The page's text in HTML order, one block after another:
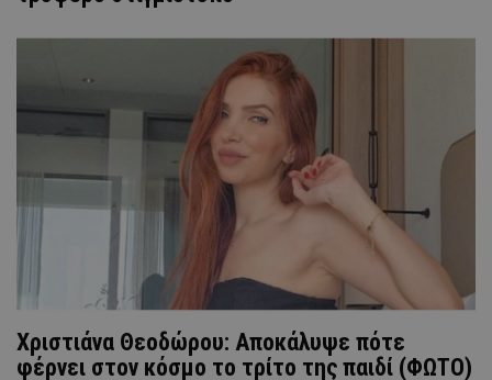
Χριστιάνα Θεοδώρου: Αποκάλυψε πότε
φέρνει στον κόσμο το τρίτο της παιδί (ΦΩΤΟ)